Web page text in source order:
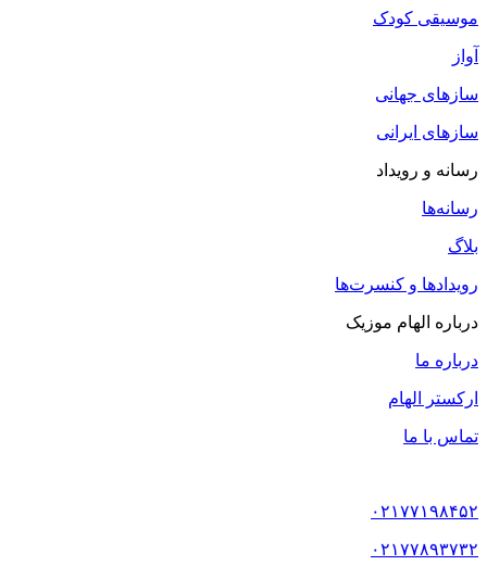
موسیقی کودک
آواز
سازهای جهانی
سازهای ایرانی
رسانه و رویداد
رسانه‌ها
بلاگ
رویدادها و کنسرت‌ها
درباره الهام موزیک
درباره ما
ارکستر الهام
تماس با ما
۰۲۱۷۷۱۹۸۴۵۲
۰۲۱۷۷۸۹۳۷۳۲